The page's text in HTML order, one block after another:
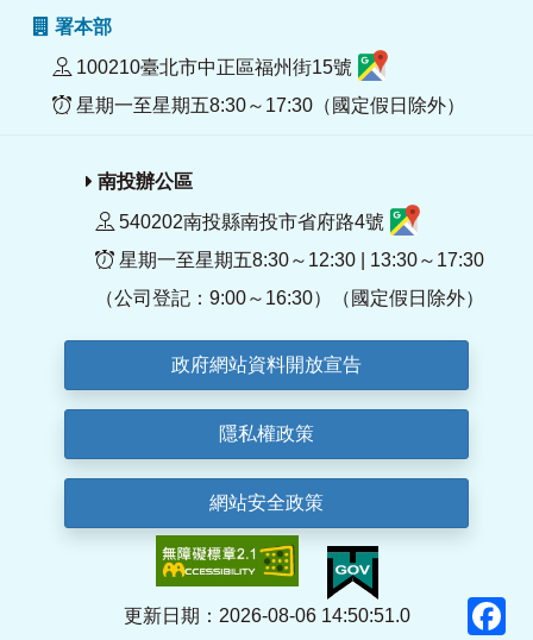
署本部
100210臺北市中正區福州街15號
星期一至星期五8:30～17:30（國定假日除外）
南投辦公區
540202南投縣南投市省府路4號
星期一至星期五8:30～12:30 | 13:30～17:30
（公司登記：9:00～16:30）（國定假日除外）
政府網站資料開放宣告
隱私權政策
網站安全政策
更新日期：2026-08-06 14:50:51.0